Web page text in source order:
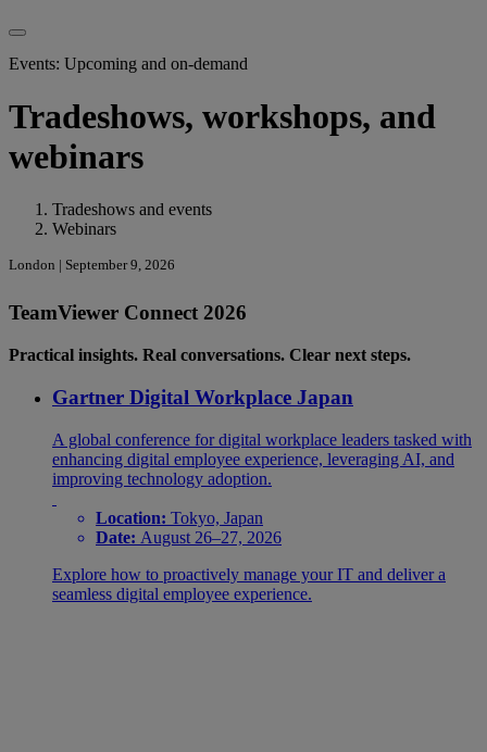
Events: Upcoming and on-demand
Tradeshows, workshops, and
webinars
Tradeshows and events
Webinars
London | September 9, 2026
TeamViewer Connect 2026
Practical insights. Real conversations. Clear next steps.
Gartner Digital Workplace Japan
A global conference for digital workplace leaders tasked with
enhancing digital employee experience, leveraging AI, and
improving technology adoption.
Location: Tokyo, Japan
Date: August 26–27, 2026
Explore how to proactively manage your IT and deliver a
seamless digital employee experience.